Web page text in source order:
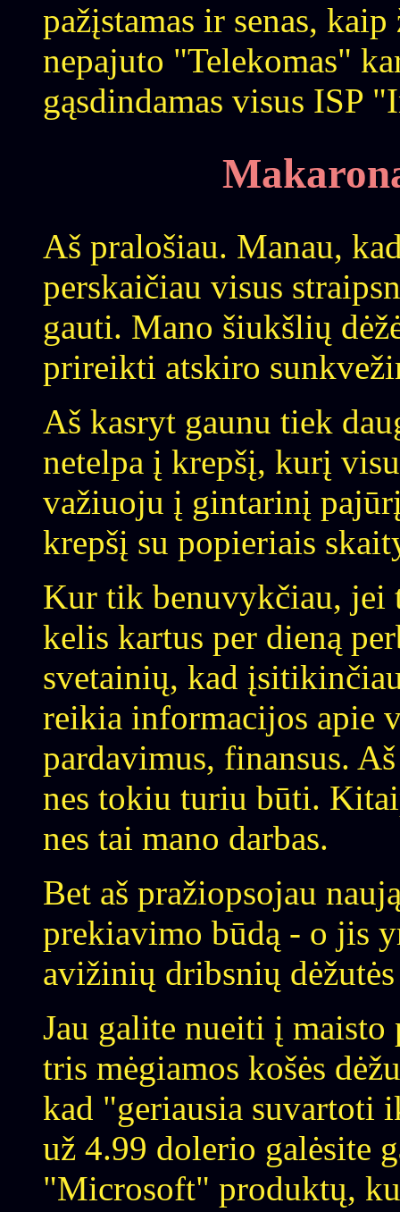
pažįstamas ir senas,
nepajuto "Telekomas"
gąsdindamas visus ISP
Aš pralošiau. Manau,
perskaičiau visus
gauti. Mano šiukšlių
prireikti atskiro
Aš kasryt gaunu tiek
netelpa į krepšį, kurį
važiuoju į gintarinį
krepšį su popieriais
Kur tik benuvykčiau,
kelis kartus per dieną
svetainių, kad
reikia informacijos apie
pardavimus, finansus.
nes tokiu turiu būti.
nes tai mano darbas.
Bet aš pražiopsojau
prekiavimo būdą - o jis
avižinių dribsnių
Jau galite nueiti į
tris mėgiamos košės
kad "geriausia suvartoti
už 4.99 dolerio galėsite
"Microsoft" produktų,